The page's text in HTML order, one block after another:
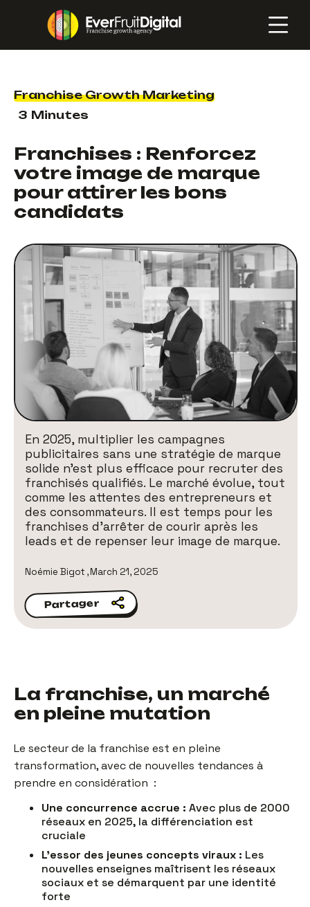
Franchise Growth Marketing
3 Minutes
Franchises : Renforcez
votre image de marque
pour attirer les bons
candidats
En 2025, multiplier les campagnes
publicitaires sans une stratégie de marque
solide n'est plus efficace pour recruter des
franchisés qualifiés. Le marché évolue, tout
comme les attentes des entrepreneurs et
des consommateurs. Il est temps pour les
franchises d'arrêter de courir après les
leads et de repenser leur image de marque.
Noémie Bigot ,March 21, 2025
Partager
Partager
La franchise, un marché
en pleine mutation
Le secteur de la franchise est en pleine
transformation, avec de nouvelles tendances à
prendre en considération :
Une concurrence accrue : Avec plus de 2000
réseaux en 2025, la différenciation est
cruciale
L’essor des jeunes concepts viraux : Les
nouvelles enseignes maîtrisent les réseaux
sociaux et se démarquent par une identité
forte